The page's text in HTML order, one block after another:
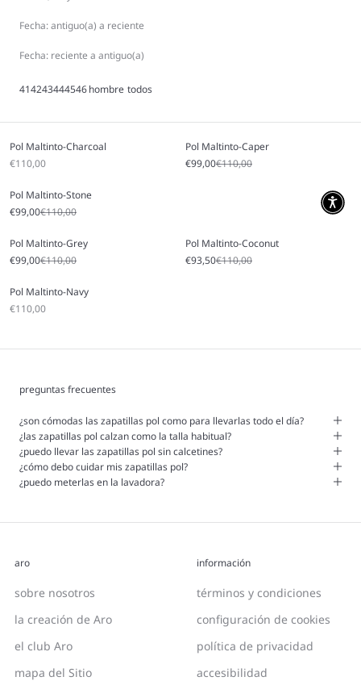
Fecha: antiguo(a) a reciente
Fecha: reciente a antiguo(a)
414243444546hombre todos
Pol Maltinto-Charcoal
Precio de oferta
€110,00
Pol Maltinto-Caper
Precio de oferta
€99,00Precio normal
€110,00
Pol Maltinto-Stone
Precio de oferta
€99,00Precio normal
€110,00
Pol Maltinto-Grey
Precio de oferta
€99,00Precio normal
€110,00
Pol Maltinto-Coconut
Precio de oferta
€93,50Precio normal
€110,00
Pol Maltinto-Navy
Precio de oferta
€110,00
preguntas frecuentes
¿son cómodas las zapatillas pol como para llevarlas todo el día?
¿las zapatillas pol calzan como la talla habitual?
¿puedo llevar las zapatillas pol sin calcetines?
¿cómo debo cuidar mis zapatillas pol?
¿puedo meterlas en la lavadora?
aro
sobre nosotros
la creación de Aro
el club Aro
mapa del Sitio
información
términos y condiciones
configuración de cookies
política de privacidad
accesibilidad